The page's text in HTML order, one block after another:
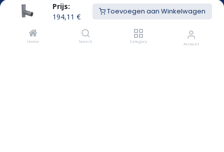
Prijs:
194,11 €
Toevoegen aan Winkelwagen
Home Search Category Account
014/23.50.41
info@hekon.be
BTW BE 0456.631.656